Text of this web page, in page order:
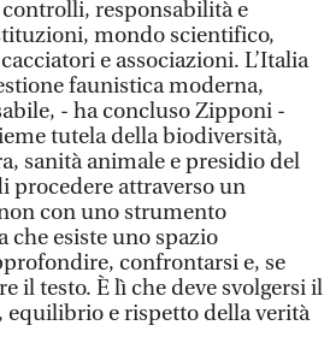
responsabilità e
mondo scientifico,
e associazioni. L’Italia
faunistica moderna,
- ha concluso Zipponi -
tutela della biodiversità,
sanità animale e presidio del
procedere attraverso un
con uno strumento
che esiste uno spazio
confrontarsi e, se
il testo. È lì che deve svolgersi il
equilibrio e rispetto della verità